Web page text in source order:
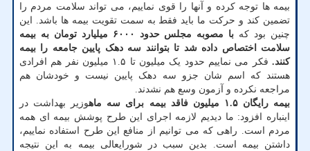
بیمه ها توجه کرده و آنها را قوی نماییم، می تواند سلامت مردم را
تضمین کند و حرکت ما باید فقط به سمت تقویت بیمه ها باشد. این
چنین بود که
با مصوبه مجلس حدود ۶۰۰۰ میلیارد تومان به بیمه
سلامت اختصاص داده شد تا بتوانند سه دهک پایین جامعه را بیمه
کنند.
فکر می نماییم حدود یک میلیون تا ۱.۵ میلیون نفر هم افرادی
هستند که اسم شان جزو سه دهک پایین نیست و خودشان هم
مراجعه نکرده و آزمون وسع هم نشدند.
بیمه رایگان ۱.۵ میلیون فاقد بیمه برای سه ماه
وزیر بهداشت در
اینباره افزود: ما دیدیم لازمه اجرای این طرح پوشش بیمه ای همه
مردم است. راهی که می توانیم از منافع این طرح استفاده نماییم،
داشتن بیمه است. بدین سبب در شورایعالی بیمه به این نتیجه